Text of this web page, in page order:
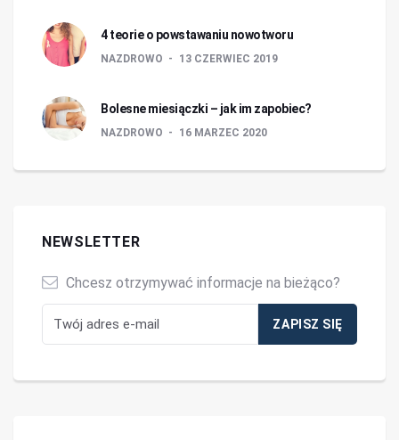
4 teorie o powstawaniu nowotworu
NAZDROWO 13 CZERWIEC 2019
Bolesne miesiączki – jak im zapobiec?
NAZDROWO 16 MARZEC 2020
NEWSLETTER
Chcesz otrzymywać informacje na bieżąco?